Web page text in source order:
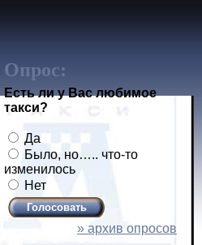
Опрос:
Есть ли у Вас любимое
такси?
Да
Было, но….. что-то
изменилось
Нет
» архив опросов